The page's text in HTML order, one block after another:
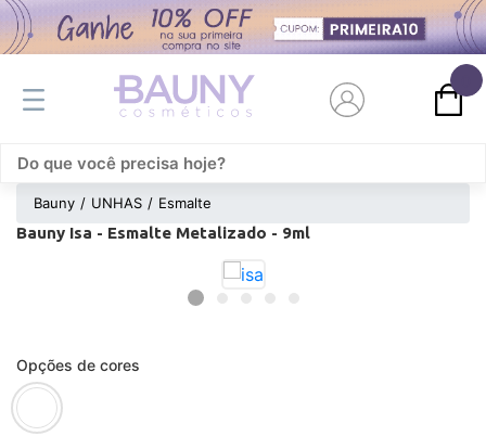
Bauny UNHAS Esmalte
Bauny Isa - Esmalte Metalizado - 9ml
Opções de cores